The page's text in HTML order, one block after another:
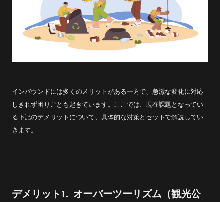
インバウンドには多くのメリットがある一方で、急激な変化に対応
しきれず困りごとも起きています。ここでは、現在課題となってい
る下記のデメリットについて、具体的な対策とセットで解説してい
きます。
デメリット1. オーバーツーリズム（観光公